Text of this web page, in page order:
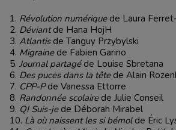
1. Révolution numériquede Laura
2. Déviantde Hana HojH
3. Atlantisde Tanguy Przybylski
4. Migrainede Fabien Garino
5. Journal partagéde Louise Sbretana
6. Des puces dans la têtede Alain
7. CPP-Pde Vanessa Ettorre
8. Randonnée scolairede Julie Conseil
9. QI Suis-jede Déborah Mirabel
10. Là où naissent les si bémolde Éric